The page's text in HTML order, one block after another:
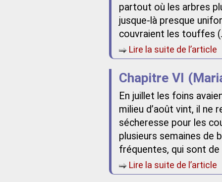
partout où les arbres
jusque-là presque
couvraient les touffes
Lire la suite de l’article
Chapitre VI
En juillet les foins
milieu d’août vint, il ne
sécheresse pour les
plusieurs semaines de
fréquentes, qui sont de
Lire la suite de l’article